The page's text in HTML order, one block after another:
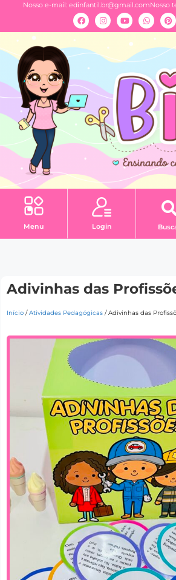
Nosso e-mail: edinfantil.br@gmail.comNosso
Menu Login
Adivinhas das
Início /Atividades Pedagógicas / Adivinhas das